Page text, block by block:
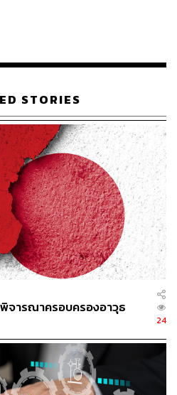
แต่มีความถี่สูงขึ้น
นักเดินทาง Gen Z ชาวไทย
ล่วงหน้าน้อยกว่าสองเดือน โดย
วันก่อนออกเดินทาง พฤติกรรมนี้
ดหยุ่น การตัดสินใจแบบฉับพลัน
บนาทีสุดท้ายที่เพิ่มมากขึ้น
นว่า นักเดินทางรุ่นใหม่มองการ
กรรมไลฟ์สไตล์ที่เข้าถึงได้ง่าย
ไม่ต้องใช้ระยะเวลานานเกิน
ม่จำเป็นต้องยาวนานเป็น 10 วัน
ก็เพียงพอ แต่กระจายความถี่
เป็นการแบ่งเวลาไปชาร์ตพลัง
การทำงานสมัยใหม่มากกว่า
อปี
STORIES
จารณาครอบครองอาวุธ
24